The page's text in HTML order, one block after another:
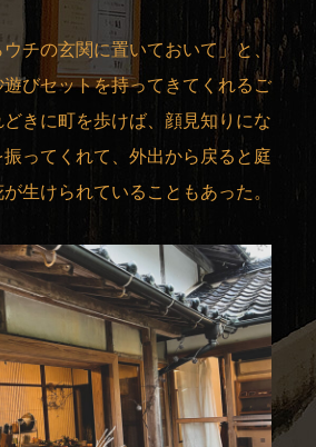
ウチの玄関に置いておいて」と、
びセットを持ってきてくれるご
きに町を歩けば、顔見知りにな
ってくれて、外出から戻ると庭
生けられていることもあった。